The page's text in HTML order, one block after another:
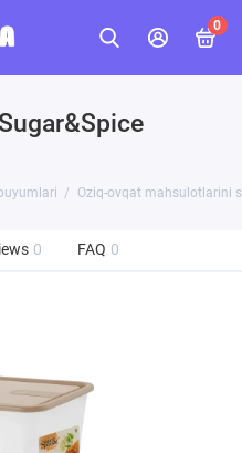
0
Oziq-ovqat mahsulotlarini
0 FAQ 0